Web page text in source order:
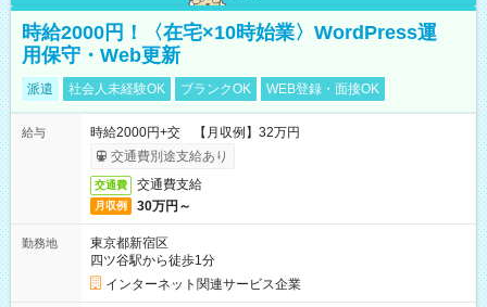
時給2000円！〈在宅×10時始業〉WordPress運
用保守・Web更新
派遣 社会人未経験OK ブランクOK WEB登録・面接OK
給与
時給2000円+交 【月収例】32万円
交通費別途支給あり
交通費 交通費支給
月収例 30万円～
勤務地
東京都新宿区
四ツ谷駅から徒歩1分
インターネット関連サービス企業